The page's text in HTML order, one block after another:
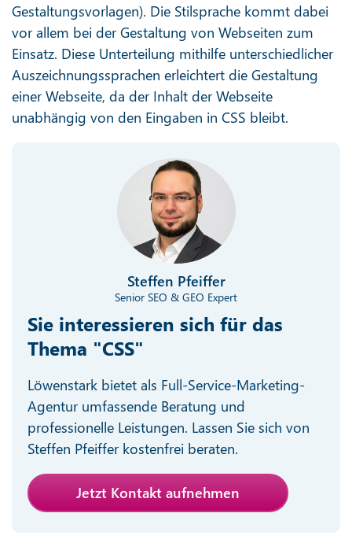
Gestaltungsvorlagen). Die Stilsprache kommt dabei
vor allem bei der Gestaltung von Webseiten zum
Einsatz. Diese Unterteilung mithilfe unterschiedlicher
Auszeichnungssprachen erleichtert die Gestaltung
einer Webseite, da der Inhalt der Webseite
unabhängig von den Eingaben in CSS bleibt.
Steffen Pfeiffer
Senior SEO & GEO Expert
Sie interessieren sich für das
Thema "CSS"
Löwenstark bietet als Full-Service-Marketing-
Agentur umfassende Beratung und
professionelle Leistungen. Lassen Sie sich von
Steffen Pfeiffer kostenfrei beraten.
Jetzt Kontakt aufnehmen